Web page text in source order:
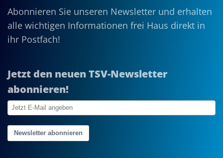
Abonnieren Sie unseren Newsletter und erhalten
alle wichtigen Informationen frei Haus direkt in
ihr Postfach!
Jetzt den neuen TSV-Newsletter
abonnieren!
Newsletter abonnieren